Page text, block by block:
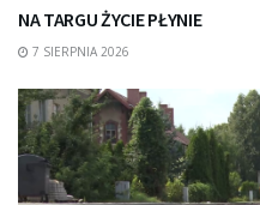
NA TARGU ŻYCIE PŁYNIE
7 SIERPNIA 2026